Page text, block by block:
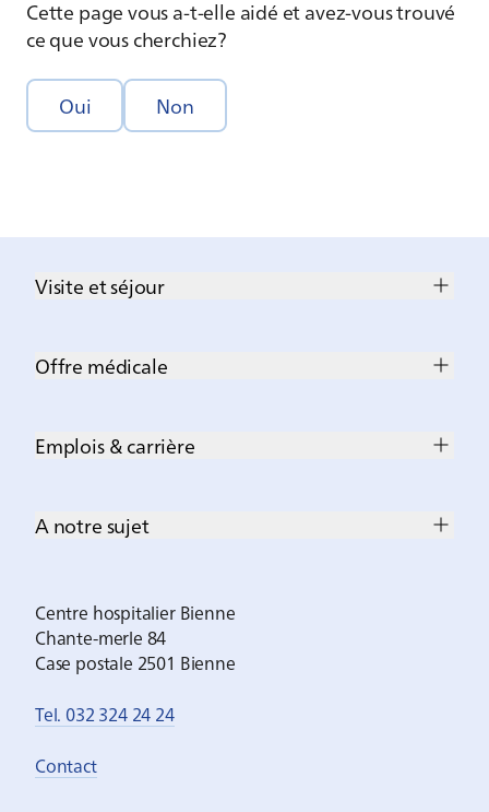
Cette page vous a-t-elle aidé et avez-vous trouvé
ce que vous cherchiez?
Oui Non
Visite et séjour
Offre médicale
Emplois & carrière
A notre sujet
Centre hospitalier Bienne
Chante-merle 84
Case postale 2501 Bienne
Tel. 032 324 24 24
Contact